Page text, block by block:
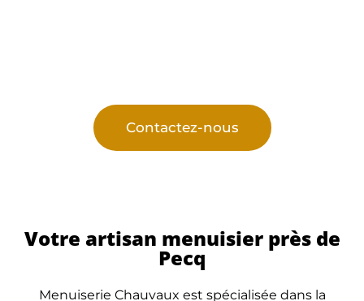
Contactez-nous
Votre artisan menuisier près de
Pecq
Menuiserie Chauvaux est spécialisée dans la